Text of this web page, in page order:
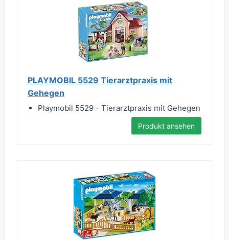
PLAYMOBIL 5529 Tierarztpraxis mit
Gehegen
Playmobil 5529 - Tierarztpraxis mit Gehegen
Produkt ansehen